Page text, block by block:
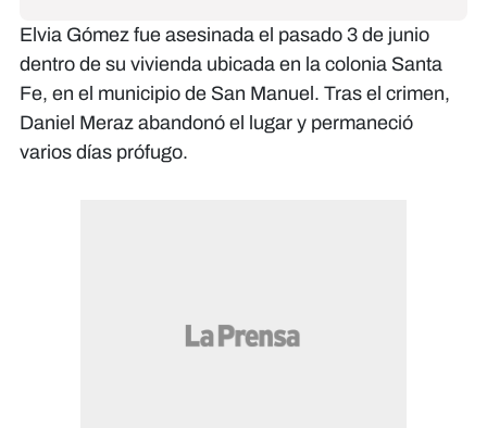
Elvia Gómez fue asesinada el pasado 3 de junio
dentro de su vivienda ubicada en la colonia Santa
Fe, en el municipio de San Manuel. Tras el crimen,
Daniel Meraz abandonó el lugar y permaneció
varios días prófugo.